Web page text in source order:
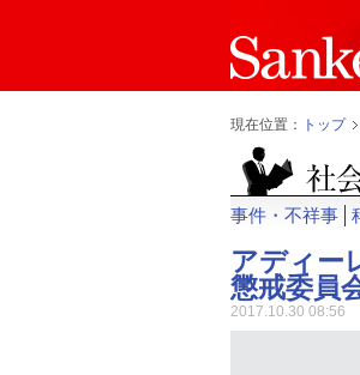
現在位置： トップ
事件・不祥事
アディー
懲戒委員
2017.10.30 08:56